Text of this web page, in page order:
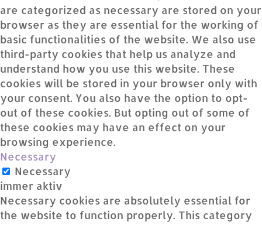
are categorized as necessary are stored on your
browser as they are essential for the working of
basic functionalities of the website. We also use
third-party cookies that help us analyze and
understand how you use this website. These
cookies will be stored in your browser only with
your consent. You also have the option to opt-
out of these cookies. But opting out of some of
these cookies may have an effect on your
browsing experience.
Necessary
Necessary
immer aktiv
Necessary cookies are absolutely essential for
the website to function properly. This category